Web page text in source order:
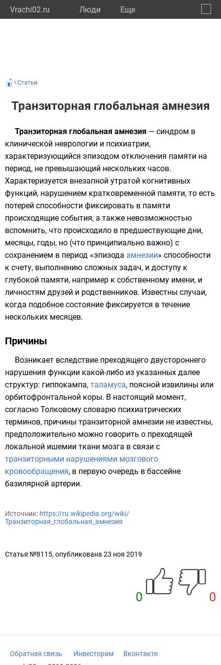
Vrachi02.ru Люди Eще
Статьи
Транзиторная глобальная амнезия
Транзиторная глобальная амнезия — синдром в
клинической неврологии и психиатрии,
характеризующийся эпизодом отключения памяти на
период, не превышающий нескольких часов.
Характеризуется внезапной утратой когнитивных
функций, нарушением кратковременной памяти, то есть
потерей способности фиксировать в памяти
происходящие события, а также невозможностью
вспомнить, что происходило в предшествующие дни,
месяцы, годы, но (что принципиально важно) с
сохранением в период «эпизода амнезии» способности
к счету, выполнению сложных задач, и доступу к
глубокой памяти, например к собственному имени, и
личностям друзей и родственников. Известны случаи,
когда подобное состояние фиксируется в течение
нескольких месяцев.
Причины
Возникает вследствие преходящего двустороннего
нарушения функции какой-либо из указанных далее
структур: гиппокампа, таламуса, поясной извилины или
орбитофронтальной коры. В настоящий момент,
согласно Толковому словарю психиатрических
терминов, причины транзиторной амнезии не известны,
предположительно можно говорить о преходящей
локальной ишемии ткани мозга в связи с
транзиторными нарушениями мозгового
кровообращения, в первую очередь в бассейне
базилярной артерии.
Источник: https://ru.wikipedia.org/wiki/
Транзиторная_глобальная_амнезия
Статья №8115, опубликована 23 ноя 2019
0 0
Обратная связь Инвесторам
Вконтакте